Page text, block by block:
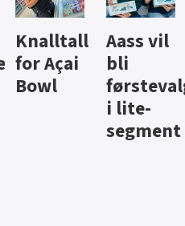
Brus og
jus fra
Berentsen
Hard
iste fra
Hansa